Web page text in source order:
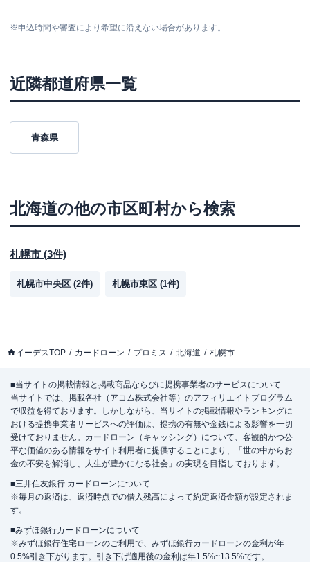
※申込時間や審査により希望に沿えない場合があります。
近隣都道府県一覧
青森県
北海道の他の市区町村から検索
札幌市 (3件)
札幌市中央区 (2件) 札幌市東区 (1件)
イーデスTOP カードローン プロミス 北海道 札幌市
■当サイトの掲載情報と掲載商品ならびに提携事業者のサービスについて
当サイトでは、掲載各社（アコム株式会社等）のアフィリエイトプログラム
で収益を得ております。しかしながら、当サイトの掲載情報やランキングに
おける提携事業者サービスへの評価は、提携の有無や金銭による影響を一切
受けておりません。カードローン（キャッシング）について、客観的かつ公
平な価値のある情報をサイト利用者に提供することにより、「世の中からお
金の不安を解消し、人生が豊かになる社会」の実現を目指しております。
■三井住友銀行 カードローンについて
※毎月の返済は、返済時点での借入残高によって約定返済金額が設定されま
す。
■みずほ銀行カードローンについて
※みずほ銀行住宅ローンのご利用で、みずほ銀行カードローンの金利が年
0.5%引き下がります。引き下げ適用後の金利は年1.5%~13.5%です。